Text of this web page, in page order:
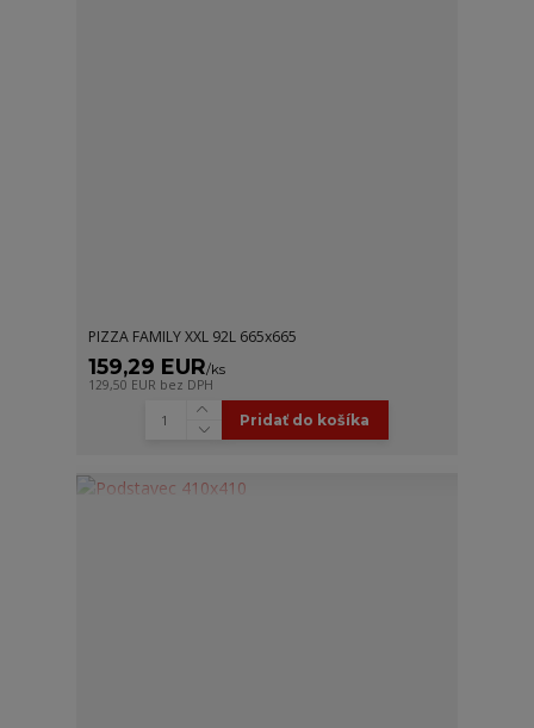
PIZZA FAMILY XXL 92L 665x665
159,29 EUR/ks
129,50 EUR bez DPH
Pridať do košíka